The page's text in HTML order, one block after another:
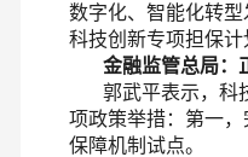
数字化、智能化转
科技创新专项担保
金融监管总局：正
郭武平表示，科技
项政策举措：第一
保障机制试点。